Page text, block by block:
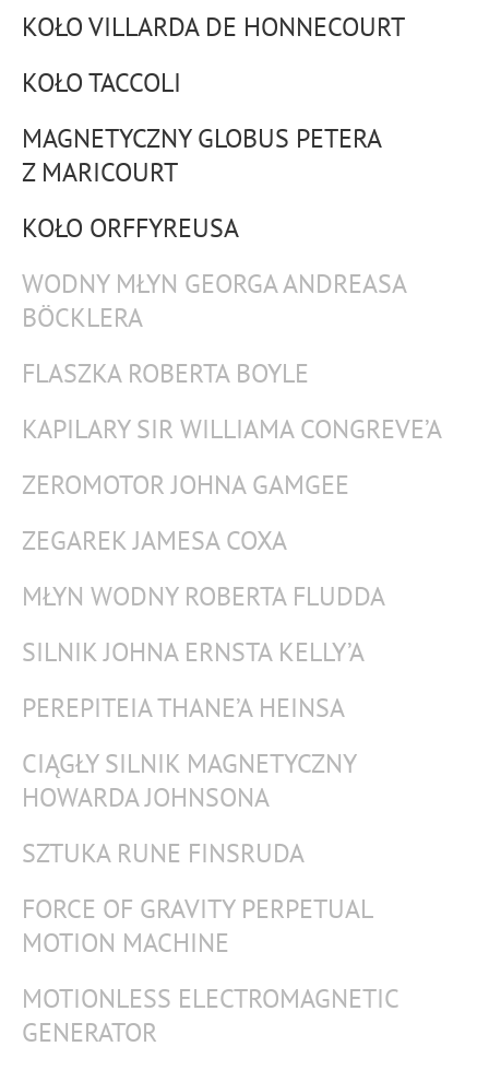
KOŁO VILLARDA DE HONNECOURT
KOŁO TACCOLI
MAGNETYCZNY GLOBUS PETERA
Z MARICOURT
KOŁO ORFFYREUSA
WODNY MŁYN GEORGA ANDREASA
BÖCKLERA
FLASZKA ROBERTA BOYLE
KAPILARY SIR WILLIAMA CONGREVE’A
ZEROMOTOR JOHNA GAMGEE
ZEGAREK JAMESA COXA
MŁYN WODNY ROBERTA FLUDDA
SILNIK JOHNA ERNSTA KELLY’A
PEREPITEIA THANE’A HEINSA
CIĄGŁY SILNIK MAGNETYCZNY
HOWARDA JOHNSONA
SZTUKA RUNE FINSRUDA
FORCE OF GRAVITY PERPETUAL
MOTION MACHINE
MOTIONLESS ELECTROMAGNETIC
GENERATOR